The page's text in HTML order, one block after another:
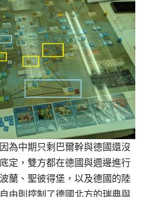
為中期只剩巴爾幹與德國還沒
定，雙方都在德國與週邊進行
蘭、聖彼得堡，以及德國的陸
由則控制了德國北方的瑞典與